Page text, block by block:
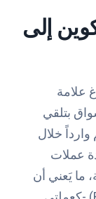
إلى
علامة
بتلقي
خلال
عملات
ما يَعني أن